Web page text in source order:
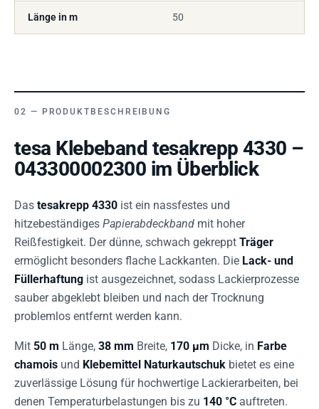
Länge in m 50
PRODUKTBESCHREIBUNG
tesa Klebeband tesakrepp 4330 –
043300002300 im Überblick
Das tesakrepp 4330 ist ein nassfestes und
hitzebeständiges Papierabdeckband mit hoher
Reißfestigkeit. Der dünne, schwach gekreppt Träger
ermöglicht besonders flache Lackkanten. Die Lack- und
Füllerhaftung ist ausgezeichnet, sodass Lackierprozesse
sauber abgeklebt bleiben und nach der Trocknung
problemlos entfernt werden kann.
Mit 50 m Länge, 38 mm Breite, 170 µm Dicke, in Farbe
chamois und Klebemittel Naturkautschuk bietet es eine
zuverlässige Lösung für hochwertige Lackierarbeiten, bei
denen Temperaturbelastungen bis zu 140 °C auftreten.